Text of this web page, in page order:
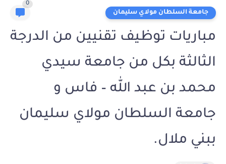
جامعة السلطان مولاي سليمان
0
مباريات توظيف تقنيين من الدرجة
الثالثة بكل من جامعة سيدي
محمد بن عبد الله – فاس و
جامعة السلطان مولاي سليمان
ببني ملال.